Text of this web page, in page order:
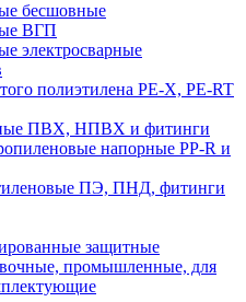
бесшовные
ВГП
электросварные
полиэтилена PE-X, PE-RT
ПВХ, НПВХ и фитинги
напорные PP-R и
ПЭ, ПНД, фитинги
защитные
промышленные, для